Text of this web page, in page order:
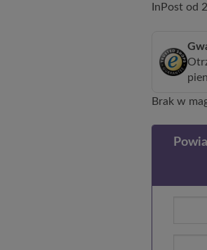
InPost od
Brak w